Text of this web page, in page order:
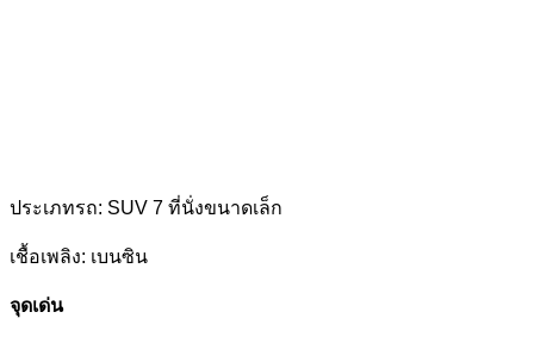
ประเภทรถ: SUV 7 ที่นั่งขนาดเล็ก
เชื้อเพลิง: เบนซิน
จุดเด่น